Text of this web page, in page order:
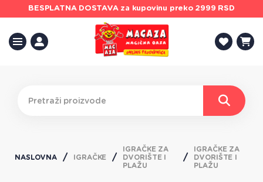
BESPLATNA DOSTAVAza kupovinu preko 2999 RSD
NASLOVNA IGRAČKE
IGRAČKE ZA
DVORIŠTE I
PLAŽU
IGRAČKE ZA
DVORIŠTE I
PLAŽU